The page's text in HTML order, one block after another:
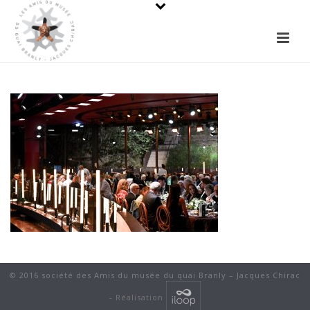
© 2016 société des Amis du musée du quai Branly – Jacques Chirac
- Réalisation